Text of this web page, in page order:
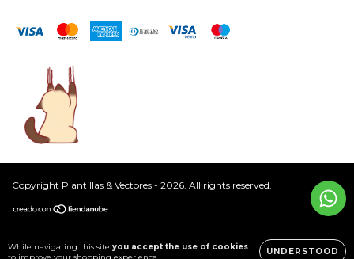
While navigating this site you accept the use of cookies
to improve your shopping experience.
UNDERSTOOD
Copyright Plantillas & Vectores - 2026. All rights reserved.